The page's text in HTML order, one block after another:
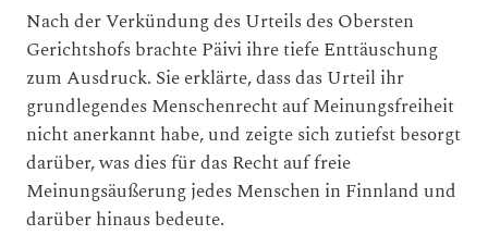
Nach der Verkündung des Urteils des Obersten
Gerichtshofs brachte Päivi ihre tiefe Enttäuschung
zum Ausdruck. Sie erklärte, dass das Urteil ihr
grundlegendes Menschenrecht auf Meinungsfreiheit
nicht anerkannt habe, und zeigte sich zutiefst besorgt
darüber, was dies für das Recht auf freie
Meinungsäußerung jedes Menschen in Finnland und
darüber hinaus bedeute.